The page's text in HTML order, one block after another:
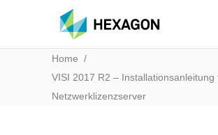
Home /
VISI 2017 R2 – Installationsanleitung
Netzwerklizenzserver